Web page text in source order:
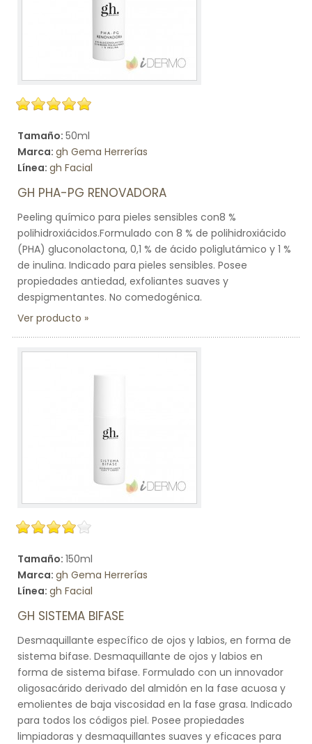
Tamaño: 50ml
Marca: gh Gema Herrerías
Línea: gh Facial
GH PHA-PG RENOVADORA
Peeling químico para pieles sensibles con8 %
polihidroxiácidos.Formulado con 8 % de polihidroxiácido
(PHA) gluconolactona, 0,1 % de ácido poliglutámico y 1 %
de inulina. Indicado para pieles sensibles. Posee
propiedades antiedad, exfoliantes suaves y
despigmentantes. No comedogénica.
Ver producto
Tamaño: 150ml
Marca: gh Gema Herrerías
Línea: gh Facial
GH SISTEMA BIFASE
Desmaquillante específico de ojos y labios, en forma de
sistema bifase. Desmaquillante de ojos y labios en
forma de sistema bifase. Formulado con un innovador
oligosacárido derivado del almidón en la fase acuosa y
emolientes de baja viscosidad en la fase grasa. Indicado
para todos los códigos piel. Posee propiedades
limpiadoras y desmaquillantes suaves y eficaces para